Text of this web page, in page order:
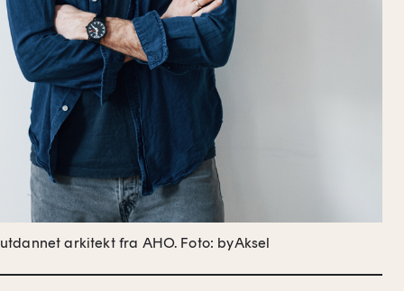
arkitekt fra AHO. Foto: byAksel